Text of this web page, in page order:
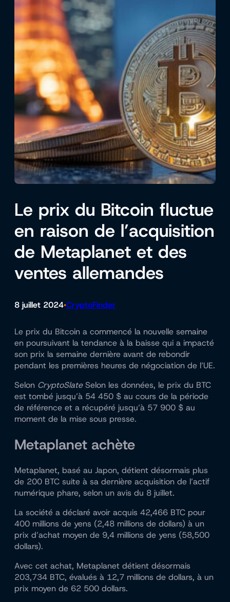
Le prix du Bitcoin fluctue
en raison de l’acquisition
de Metaplanet et des
ventes allemandes
8 juillet 2024•CryptoFinder
Le prix du Bitcoin a commencé la nouvelle semaine
en poursuivant la tendance à la baisse qui a impacté
son prix la semaine dernière avant de rebondir
pendant les premières heures de négociation de l’UE.
Selon CryptoSlateSelon les données, le prix du BTC
est tombé jusqu’à 54 450 $ au cours de la période
de référence et a récupéré jusqu’à 57 900 $ au
moment de la mise sous presse.
Metaplanet achète
Metaplanet, basé au Japon, détient désormais plus
de 200 BTC suite à sa dernière acquisition de l’actif
numérique phare, selon un avis du 8 juillet.
La société a déclaré avoir acquis 42,466 BTC pour
400 millions de yens (2,48 millions de dollars) à un
prix d’achat moyen de 9,4 millions de yens (58,500
dollars).
Avec cet achat, Metaplanet détient désormais
203,734 BTC, évalués à 12,7 millions de dollars, à un
prix moyen de 62 500 dollars.